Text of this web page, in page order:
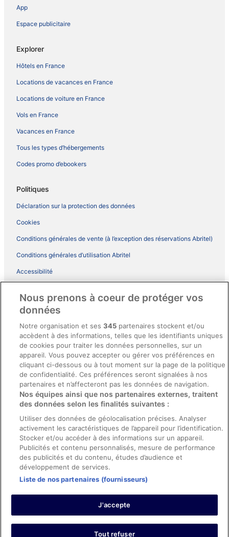
App
Espace publicitaire
Explorer
Hôtels en France
Locations de vacances en France
Locations de voiture en France
Vols en France
Vacances en France
Tous les types d’hébergements
Codes promo d’ebookers
Politiques
Déclaration sur la protection des données
Cookies
Conditions générales de vente (à l’exception des réservations Abritel)
Conditions générales d’utilisation Abritel
Accessibilité
Conditions générales du programme BONUS+ d’ebookers
Directives de contenu et signalement de contenus
Aide
Soutien
Annuler votre réservation d’hôtel ou de propriété de vacances
Échéances de remboursement
Utiliser un coupon ebookers
Electron, CartaSi, Carte Bleue, PayPal et Eurocard.
© 2026 Expedia, Inc., une entreprise d’Expedia Group. Tous droits
réservés. ebookers et le logo ebookers sont des marques
commerciales ou des marques déposées d’Expedia, Inc.
Nous prenons à coeur de protéger vos
données
Notre organisation et ses345 partenaires stockent et/ou
accèdent à des informations, telles que les identifiants uniques
de cookies pour traiter les données personnelles, sur un
appareil. Vous pouvez accepter ou gérer vos préférences en
cliquant ci-dessous ou à tout moment sur la page de la politique
de confidentialité. Ces préférences seront signalées à nos
partenaires et n’affecteront pas les données de navigation.
Nos équipes ainsi que nos partenaires externes, traitent
des données selon les finalités suivantes :
Utiliser des données de géolocalisation précises. Analyser
activement les caractéristiques de l’appareil pour l’identification.
Stocker et/ou accéder à des informations sur un appareil.
Publicités et contenu personnalisés, mesure de performance
des publicités et du contenu, études d’audience et
développement de services.
Liste de nos partenaires (fournisseurs)
J'accepte
Tout refuser